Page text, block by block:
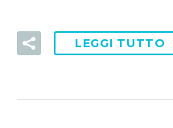
LEGGI TUTTO